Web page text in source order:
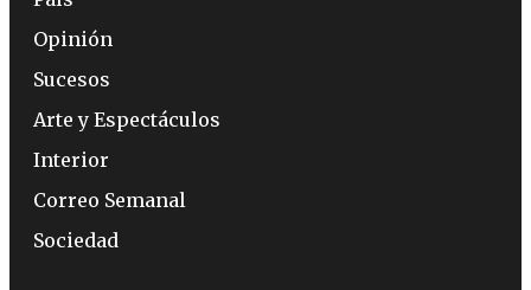
Opinión
Sucesos
Arte y Espectáculos
Interior
Correo Semanal
Sociedad